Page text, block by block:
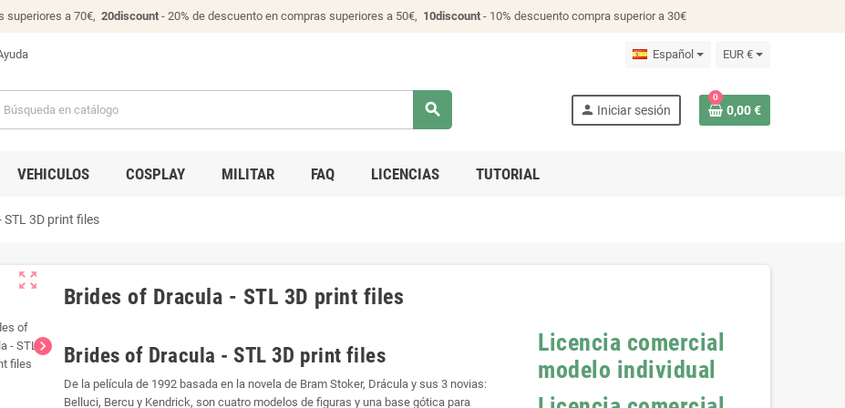
superiores a 70€, 20discount- 20% de descuento en compras superiores a 50€, 10discount- 10% descuento compra superior a 30€
Español EUR €
search person Iniciar sesión
0
0,00 €
VEHICULOS COSPLAY MILITAR FAQ LICENCIAS TUTORIAL
STL 3D print files
zoom_out_map
chevron_right
Brides of Dracula - STL 3D print files
Brides of Dracula - STL 3D print files
De la película de 1992 basada en la novela de Bram Stoker, Drácula y sus 3 novias:
Belluci, Bercu y Kendrick, son cuatro modelos de figuras y una base gótica para
Licencia comercial
modelo individual